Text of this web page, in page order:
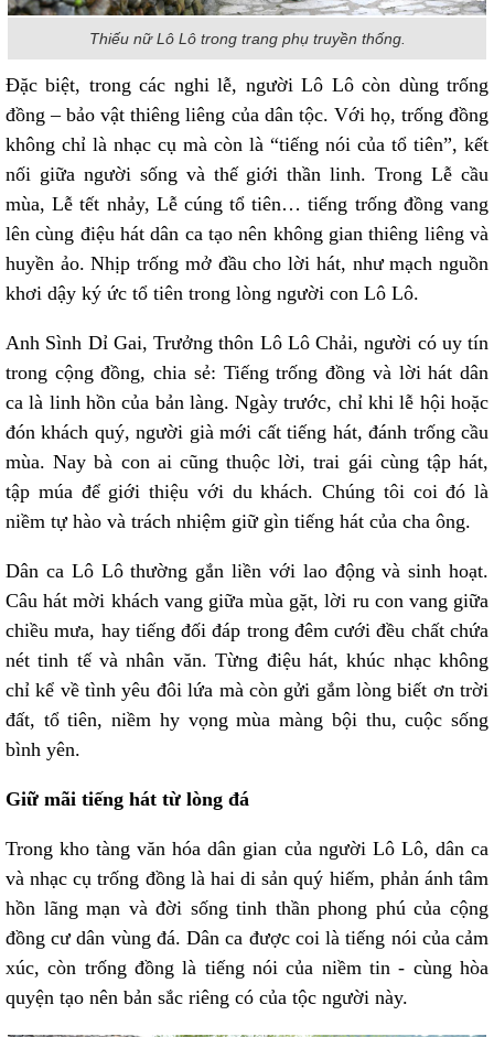
Thiếu nữ Lô Lô trong trang phụ truyền thống.
Đặc biệt, trong các nghi lễ, người Lô Lô còn dùng trống
đồng – bảo vật thiêng liêng của dân tộc. Với họ, trống đồng
không chỉ là nhạc cụ mà còn là “tiếng nói của tổ tiên”, kết
nối giữa người sống và thế giới thần linh. Trong Lễ cầu
mùa, Lễ tết nhảy, Lễ cúng tổ tiên… tiếng trống đồng vang
lên cùng điệu hát dân ca tạo nên không gian thiêng liêng và
huyền ảo. Nhịp trống mở đầu cho lời hát, như mạch nguồn
khơi dậy ký ức tổ tiên trong lòng người con Lô Lô.
Anh Sình Dỉ Gai, Trưởng thôn Lô Lô Chải, người có uy tín
trong cộng đồng, chia sẻ: Tiếng trống đồng và lời hát dân
ca là linh hồn của bản làng. Ngày trước, chỉ khi lễ hội hoặc
đón khách quý, người già mới cất tiếng hát, đánh trống cầu
mùa. Nay bà con ai cũng thuộc lời, trai gái cùng tập hát,
tập múa để giới thiệu với du khách. Chúng tôi coi đó là
niềm tự hào và trách nhiệm giữ gìn tiếng hát của cha ông.
Dân ca Lô Lô thường gắn liền với lao động và sinh hoạt.
Câu hát mời khách vang giữa mùa gặt, lời ru con vang giữa
chiều mưa, hay tiếng đối đáp trong đêm cưới đều chất chứa
nét tinh tế và nhân văn. Từng điệu hát, khúc nhạc không
chỉ kể về tình yêu đôi lứa mà còn gửi gắm lòng biết ơn trời
đất, tổ tiên, niềm hy vọng mùa màng bội thu, cuộc sống
bình yên.
Giữ mãi tiếng hát từ lòng đá
Trong kho tàng văn hóa dân gian của người Lô Lô, dân ca
và nhạc cụ trống đồng là hai di sản quý hiếm, phản ánh tâm
hồn lãng mạn và đời sống tinh thần phong phú của cộng
đồng cư dân vùng đá. Dân ca được coi là tiếng nói của cảm
xúc, còn trống đồng là tiếng nói của niềm tin - cùng hòa
quyện tạo nên bản sắc riêng có của tộc người này.